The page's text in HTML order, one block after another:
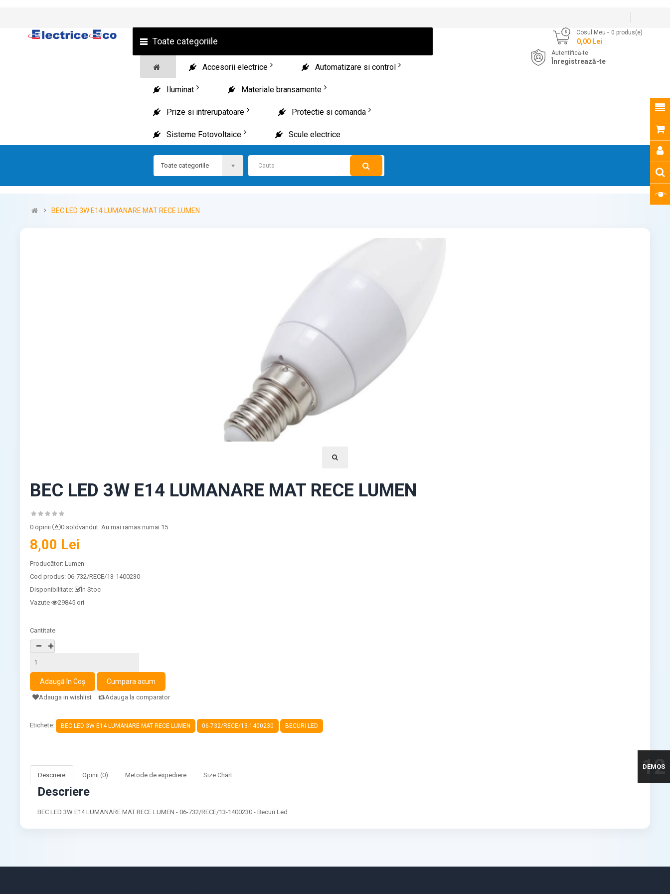
Toate categoriile
Accesorii electrice Automatizare si control
Iluminat Materiale bransamente
Prize si intrerupatoare Protectie si comanda
Sisteme Fotovoltaice Scule electrice
Cosul Meu 0 produs(e)
- 0,00 Lei
Autentifică-te
Înregistrează-te
Toate categoriile
BEC LED 3W E14 LUMANARE MAT RECE LUMEN
BEC LED 3W E14 LUMANARE MAT RECE LUMEN
0 opinii 0 soldvandut. Au mai ramas numai 15
8,00 Lei
Producător:Lumen
Cod produs:06-732/RECE/13-1400230
Disponibilitate:
În Stoc
Vazute
29845 ori
Cantitate
Adauga in wishlist Adauga la comparator
Etichete: BEC LED 3W E14 LUMANARE MAT RECE LUMEN 06-732/RECE/13-1400230 BECURI LED
Descriere Opinii (0) Metode de expediere Size Chart
Descriere
BEC LED 3W E14 LUMANARE MAT RECE LUMEN - 06-732/RECE/13-1400230 - Becuri Led
DEMOS
12